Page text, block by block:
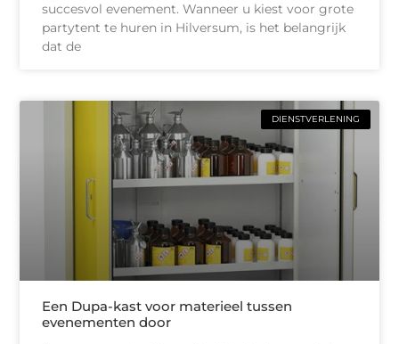
succesvol evenement. Wanneer u kiest voor grote
partytent te huren in Hilversum, is het belangrijk
dat de
DIENSTVERLENING
Een Dupa-kast voor materieel tussen
evenementen door